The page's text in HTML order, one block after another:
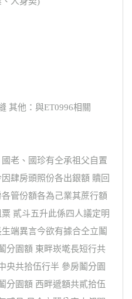
其他：與ET0996相關
老、國珍有仝承祖父自置
肆房頭照份各出銀額 贖回
管份額各為己業其蔗行額
貳斗五升此係四人議定明
端異言今欲有據合仝立鬮
分園額 東畔崁墘長短行共
央共拾伍行半 參房鬮分園
分園額 西畔遞額共貳拾伍